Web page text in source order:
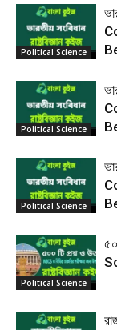
Political Science
Political Science
Political Science
Political Science